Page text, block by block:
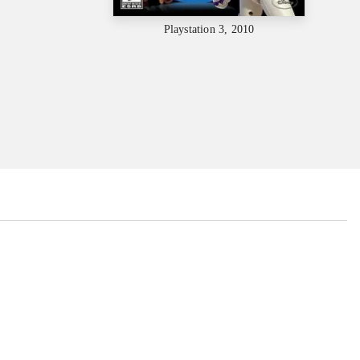
Playstation 3, 2010